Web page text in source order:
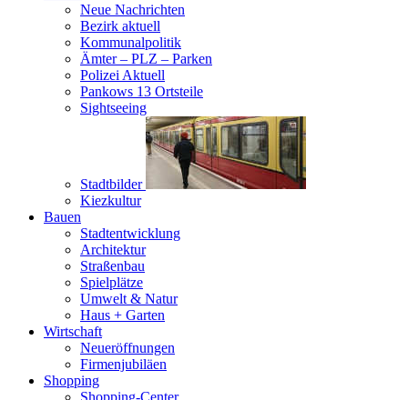
Neue Nachrichten
Bezirk aktuell
Kommunalpolitik
Ämter – PLZ – Parken
Polizei Aktuell
Pankows 13 Ortsteile
Sightseeing
Stadtbilder
Kiezkultur
Bauen
Stadtentwicklung
Architektur
Straßenbau
Spielplätze
Umwelt & Natur
Haus + Garten
Wirtschaft
Neueröffnungen
Firmenjubiläen
Shopping